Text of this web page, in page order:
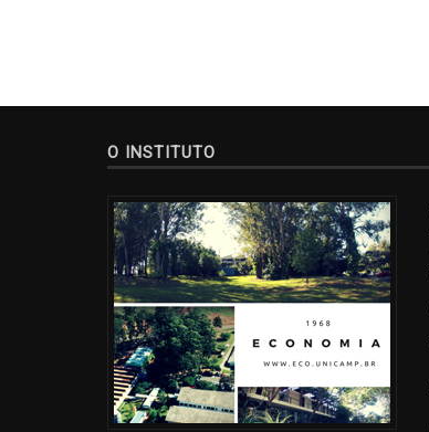
O INSTITUTO